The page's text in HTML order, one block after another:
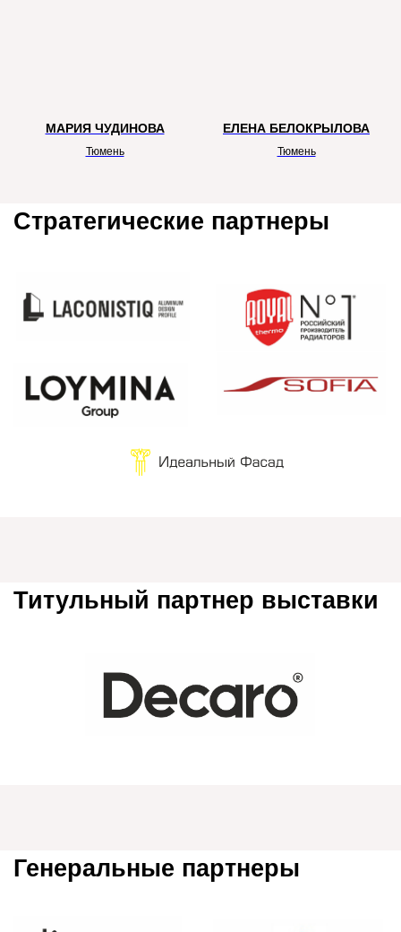
МАРИЯ ЧУДИНОВА
Тюмень
ЕЛЕНА БЕЛОКРЫЛОВА
Тюмень
Федеральные инфопартнеры